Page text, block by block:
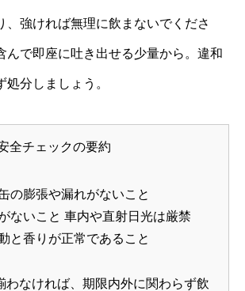
、強ければ無理に飲まないでくださ
んで即座に吐き出せる少量から。違和
分しましょう。
全チェックの要約
の膨張や漏れがないこと
ないこと 車内や直射日光は厳禁
と香りが正常であること
わなければ、期限内外に関わらず飲